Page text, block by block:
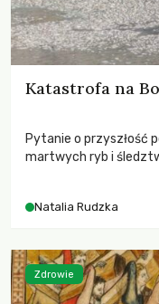
Katastrofa na
Pytanie o przyszłość
martwych ryb i
zdarzeń
Natalia Rudzka
Zdrowie